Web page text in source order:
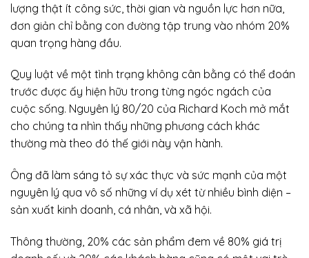
lượng thật ít công sức, thời gian và nguồn lực hơn nữa,
đơn giản chỉ bằng con đường tập trung vào nhóm 20%
quan trọng hàng đầu.
Quy luật về một tình trạng không cân bằng có thể đoán
trước được ấy hiện hữu trong từng ngóc ngách của
cuộc sống. Nguyên lý 80/20 của Richard Koch mở mắt
cho chúng ta nhìn thấy những phương cách khác
thường mà theo đó thế giới này vận hành.
Ông đã làm sáng tỏ sự xác thực và sức mạnh của một
nguyên lý qua vô số những ví dụ xét từ nhiều bình diện –
sản xuất kinh doanh, cá nhân, và xã hội.
Thông thường, 20% các sản phẩm đem về 80% giá trị